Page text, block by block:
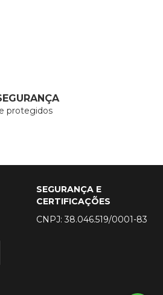
protegidos
SEGURANÇA E
CERTIFICAÇÕES
CNPJ: 38.046.519/0001-83